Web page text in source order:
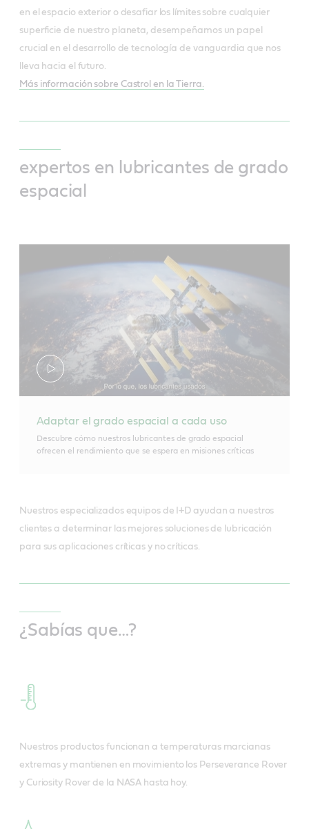
en el espacio exterior o desafiar los límites sobre cualquier
superficie de nuestro planeta, desempeñamos un papel
crucial en el desarrollo de tecnología de vanguardia que nos
lleva hacia el futuro.
Más información sobre Castrol en la Tierra.
expertos en lubricantes de grado
espacial
Adaptar el grado espacial a cada uso
Descubre cómo nuestros lubricantes de grado espacial
ofrecen el rendimiento que se espera en misiones críticas
Nuestros especializados equipos de I+D ayudan a nuestros
clientes a determinar las mejores soluciones de lubricación
para sus aplicaciones críticas y no críticas.
¿Sabías que…?
Nuestros productos funcionan a temperaturas marcianas
extremas y mantienen en movimiento los Perseverance Rover
y Curiosity Rover de la NASA hasta hoy.